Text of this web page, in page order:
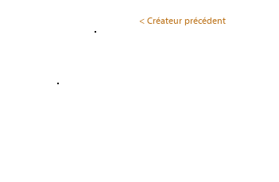
< Créateur précédent